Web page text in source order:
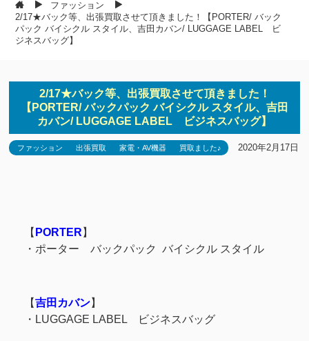
ファッション
2/17★バック等、出張買取させて頂きました！【PORTER/ バック
パック バイシクル スタイル、吉田カバン/ LUGGAGE LABEL ビ
ジネスバッグ】
2/17★バック等、出張買取させて頂きました！
【PORTER/ バックパック バイシクル スタイル、吉田
カバン/ LUGGAGE LABEL ビジネスバッグ】
ファッション 出張買取 家電・AV機器 買取ました♪ 2020年2月17日
【 PORTER 】
・ポーター バックパック バイシクル スタイル
【吉田カバン】
・LUGGAGE LABEL ビジネスバッグ